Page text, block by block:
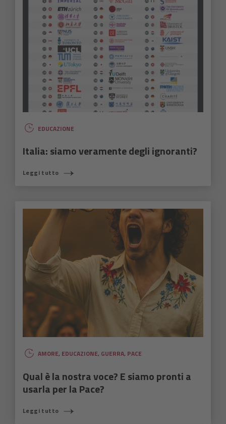
EDUCAZIONE
Italia: siamo veramente degli ignoranti?
Leggi tutto
AMORE, EDUCAZIONE, GUERRA, PACE
Qual è la nostra voce? E siamo pronti a
usarla per la Pace?
Leggi tutto